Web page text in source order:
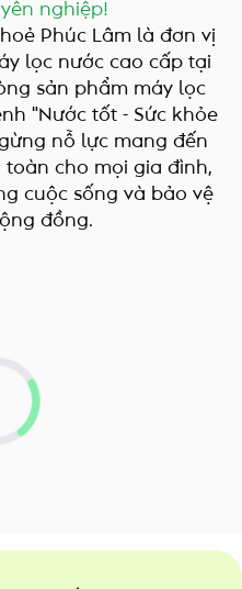
nghiệp!
Phúc Lâm là đơn vị
lọc nước cao cấp tại
sản phẩm máy lọc
"Nước tốt - Sức khỏe
nỗ lực mang đến
cho mọi gia đình,
cuộc sống và bảo vệ
đồng.